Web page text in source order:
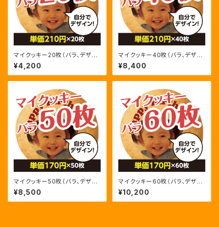
マイクッキー20枚（バラ、デザイ
ンデータ支給）
¥4,200
マイクッキー40枚（バラ、デザイ
ンデータ支給）
¥8,400
マイクッキー50枚（バラ、デザイ
ンデータ支給）
¥8,500
マイクッキー60枚（バラ、デザイ
ンデータ支給）
¥10,200